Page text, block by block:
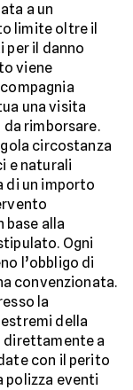
a un
limite oltre il
per il danno
viene
una visita
rimborsare.
circostanza
e naturali
di un importo
base alla
Ogni
l’obbligo di
convenzionata.
la
della
direttamente a
con il perito
polizza eventi